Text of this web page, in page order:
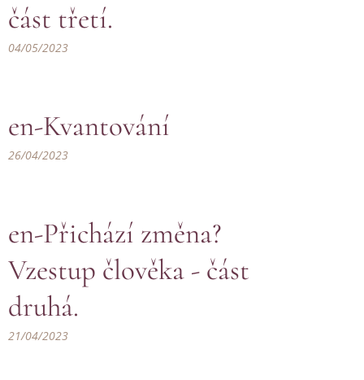
část třetí.
04/05/2023
en-Kvantování
26/04/2023
en-Přichází změna?
Vzestup člověka - část
druhá.
21/04/2023